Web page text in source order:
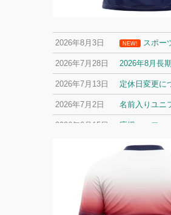
2026年8月3日 NEW! スポー
2026年7月28日 2026年8月長
2026年7月13日 定休日変更に
2026年7月2日 名前入りユニ
2026年6月15日 応援ユニフォ